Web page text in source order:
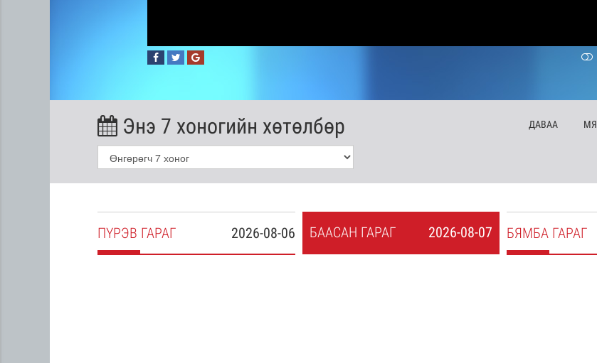
Энэ 7 хоногийн хөтөлбөр ДАВАА МЯ
2026-08-06
ПҮРЭВ ГАРАГ 2026-08-07
БААСАН ГАРАГ БЯМБА ГАРАГ